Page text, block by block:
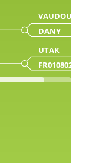
VAUDOU
DANY
UTAK
FR0108024039